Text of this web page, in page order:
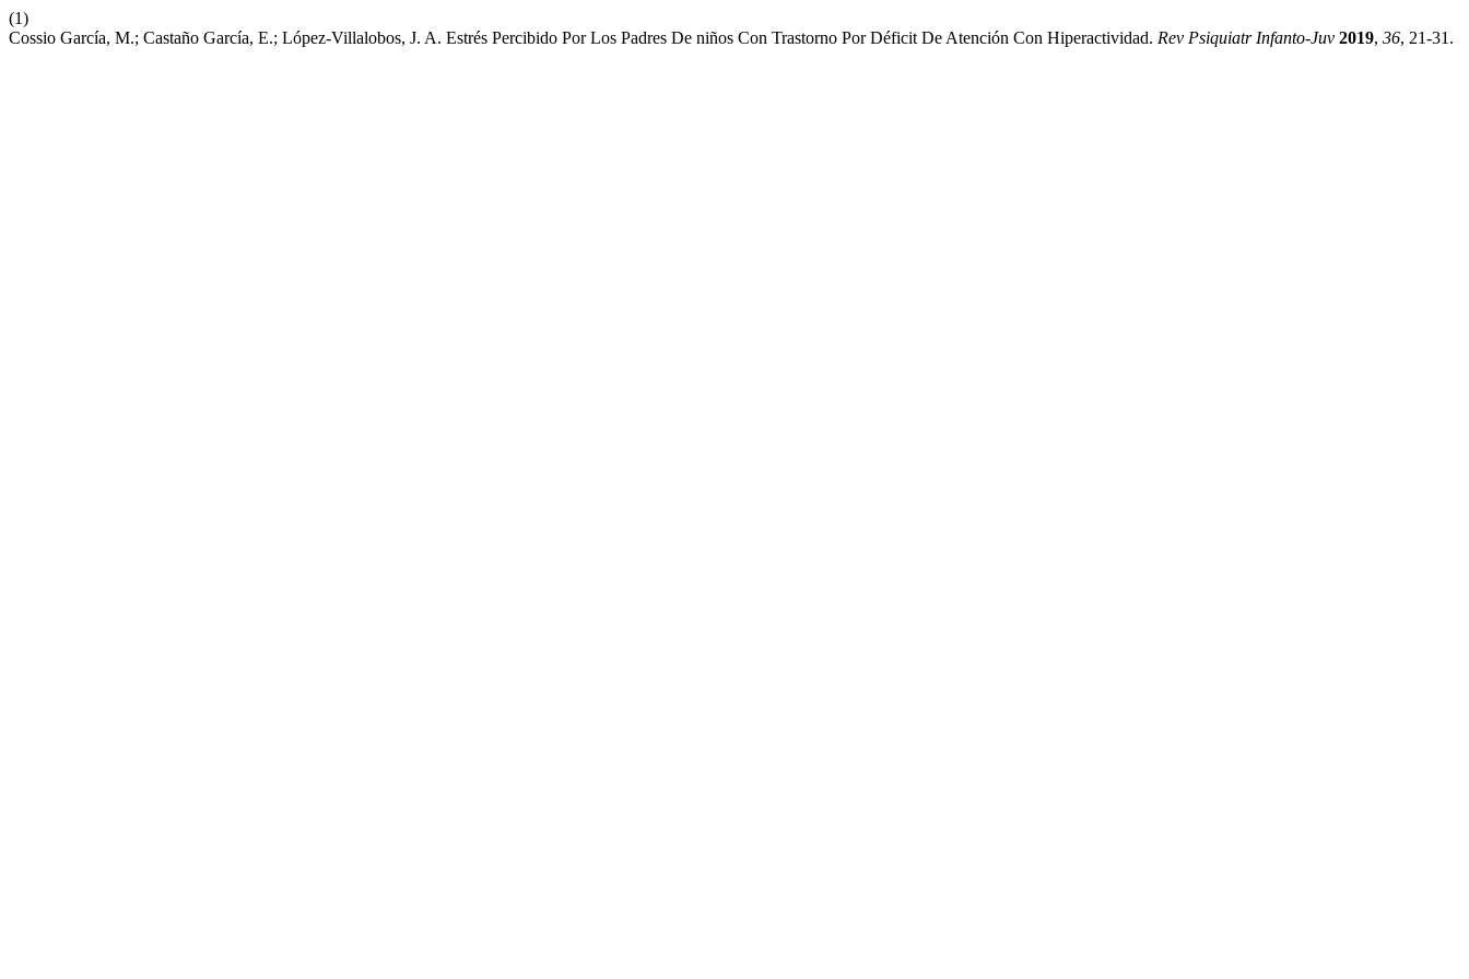
(1)
Cossio García, M.; Castaño García, E.; López-Villalobos, J. A. Estrés Percibido Por Los Padres De niños Con Trastorno Por Déficit De Atención Con Hiperactividad. Rev Psiquiatr Infanto-Juv 2019, 36, 21-31.